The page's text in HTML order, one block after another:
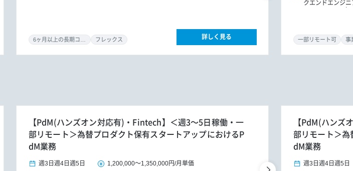
フレックス 詳しく見る
クエンドエンジ
一部リモート可 事
【PdM(ハンズオン対応有)・Fintech】＜週3～5日稼働・一
部リモート＞為替プロダクト保有スタートアップにおけるP
dM業務
週3日 週4日 週5日 1,200,000～1,350,000円/月単価
【PdM(ハンズ
部リモート＞
dM業務
週3日 週4日 週5日